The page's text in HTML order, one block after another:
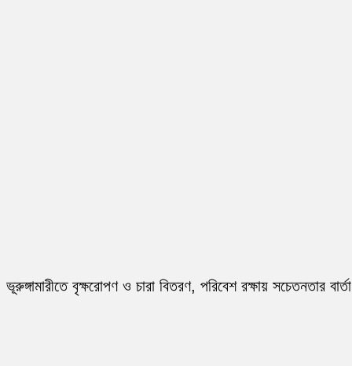
ভূরুঙ্গামারীতে বৃক্ষরোপণ ও চারা বিতরণ, পরিবেশ রক্ষায় সচেতনতার বার্তা